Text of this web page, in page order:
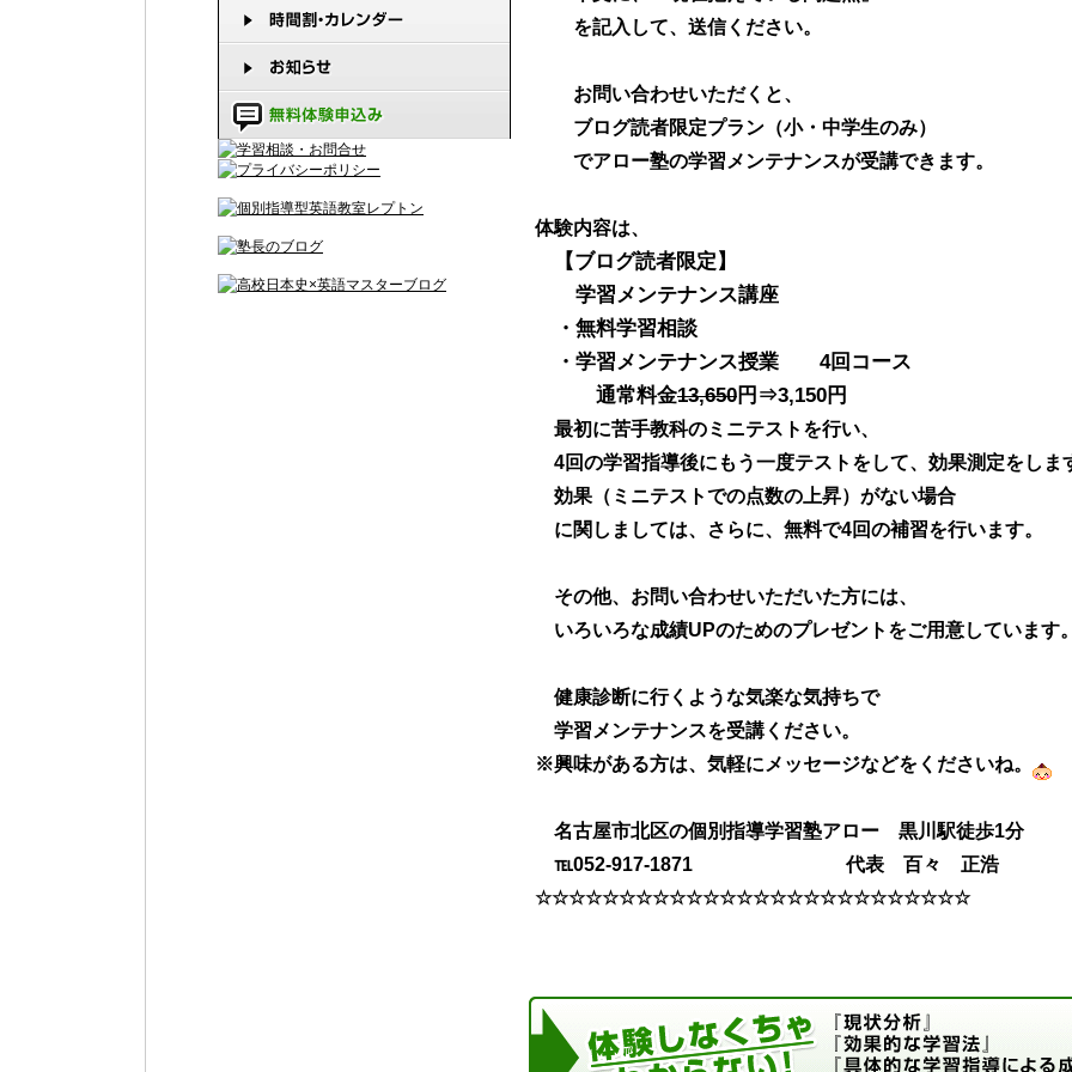
を記入して、送信ください。
お問い合わせいただくと、
ブログ読者限定プラン（小・中学生のみ）
でアロー塾の学習メンテナンスが受講できます。
体験内容は、
【ブログ読者限定】
学習メンテナンス講座
・無料学習相談
・学習メンテナンス授業 4回コース
通常料金13,650円⇒3,150円
最初に苦手教科のミニテストを行い、
4回の学習指導後にもう一度テストをして、効果測定をしま
効果（ミニテストでの点数の上昇）がない場合
に関しましては、さらに、無料で4回の補習を行います。
その他、お問い合わせいただいた方には、
いろいろな成績UPのためのプレゼントをご用意しています
健康診断に行くような気楽な気持ちで
学習メンテナンスを受講ください。
※興味がある方は、気軽にメッセージなどをくださいね。
名古屋市北区の個別指導学習塾アロー 黒川駅徒歩1分
℡052-917-1871 代表 百々 正浩
☆☆☆☆☆☆☆☆☆☆☆☆☆☆☆☆☆☆☆☆☆☆☆☆☆☆